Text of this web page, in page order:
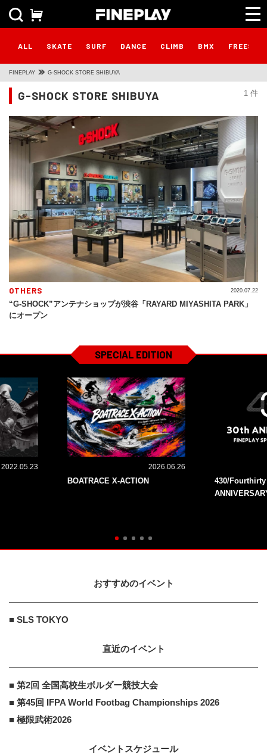
ALL SKATE SURF DANCE CLIMB BMX
FINEPLAY G-SHOCK STORE SHIBUYA
1 件
G-SHOCK STORE SHIBUYA
OTHERS
“G-SHOCK”アンテナショップが渋谷「RAYARD MIYASHITA PARK」
にオープン
2020.07.22
SPECIAL EDITION
2022.05.23 2026.06.26
BOATRACE X-ACTION
430/
おすすめのイベント
■ SLS TOKYO
直近のイベント
■ 第2回 全国高校生ボルダー競技大会
■ 第45回 IFPA World Footbag Championships 2026
■ 極限武術2026
イベントスケジュール